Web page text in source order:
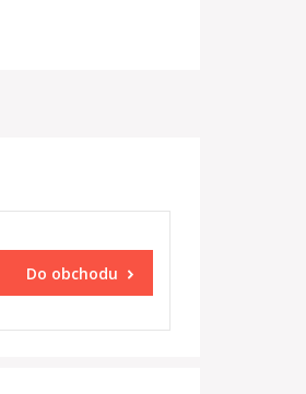
Do obchodu